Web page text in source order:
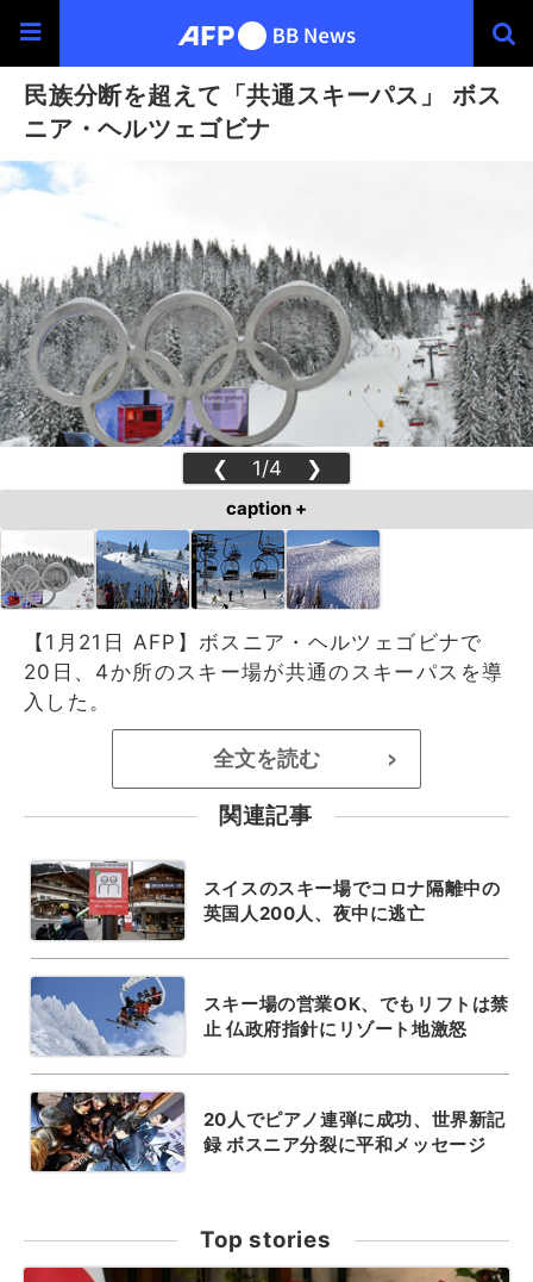
民族分断を超えて「共通スキーパス」 ボス
ニア・ヘルツェゴビナ
❮ 1/4 ❯
caption +
【1月21日 AFP】ボスニア・ヘルツェゴビナで
20日、4か所のスキー場が共通のスキーパスを導
入した。
全文を読む >
関連記事
スイスのスキー場でコロナ隔離中の
英国人200人、夜中に逃亡
スキー場の営業OK、でもリフトは禁
止 仏政府指針にリゾート地激怒
20人でピアノ連弾に成功、世界新記
録 ボスニア分裂に平和メッセージ
Top stories